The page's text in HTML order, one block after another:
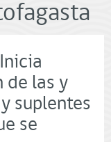
de las y
suplentes
se